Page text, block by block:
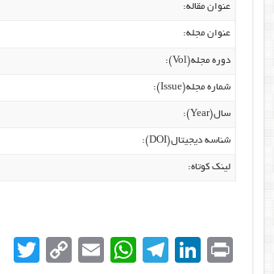
عنوان مقاله:
عنوان مجله:
دوره مجله(Vol):
شماره مجله(Issue):
سال(Year):
شناسه دیجیتال(DOI):
لینک کوتاه:
Pr
Li
T
W
E
C
T